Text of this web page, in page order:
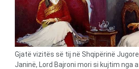
Gjatë vizitës së tij në Shqipërinë
Janinë, Lord Bajroni mori si kujtim nga